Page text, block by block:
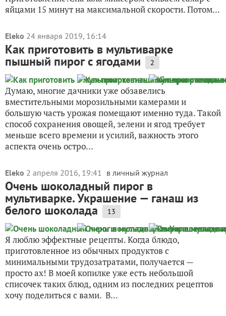
яйцами 15 минут на максимальной скорости. Потом...
Eleko 24 января 2019, 16:14
Как приготовить в мультиварке
пышный пирог с ягодами 2
Думаю, многие дачники уже обзавелись
вместительными морозильными камерами и
большую часть урожая помещают именно туда. Такой
способ сохранения овощей, зелени и ягод требует
меньше всего времени и усилий, важность этого
аспекта очень остро...
Eleko 2 апреля 2016, 19:41 в личный журнал
Очень шоколадный пирог в
мультиварке. Украшение — ганаш из
белого шоколада 13
Я люблю эффектные рецепты. Когда блюдо,
приготовленное из обычных продуктов с
минимальными трудозатратами, получается —
просто ах! В моей копилке уже есть небольшой
списочек таких блюд, одним из последних рецептов
хочу поделиться с вами. В...